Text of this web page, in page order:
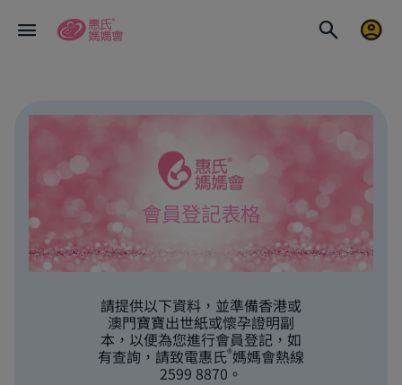
會員登記表格
請提供以下資料，並準備香港或
澳門寶寶出世紙或懷孕證明副
本，以便為您進行會員登記，如
有查詢，請致電惠氏®媽媽會熱線
2599 8870。